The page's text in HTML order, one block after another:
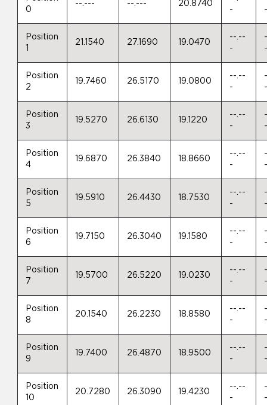
0
--.--- --.--- 20.8740
-
Position
1
21.1540 27.1690 19.0470
--.--
-
Position
2
19.7460 26.5170 19.0800
--.--
-
Position
3
19.5270 26.6130 19.1220
--.--
-
Position
4
19.6870 26.3840 18.8660
--.--
-
Position
5
19.5910 26.4430 18.7530
--.--
-
Position
6
19.7150 26.3040 19.1580
--.--
-
Position
7
19.5700 26.5220 19.0230
--.--
-
Position
8
20.1540 26.2230 18.8580
--.--
-
Position
9
19.7400 26.4870 18.9500
--.--
-
Position
10
20.7280 26.3090 19.4230
--.--
-